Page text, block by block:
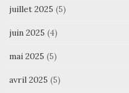
juillet 2025 (5)
juin 2025 (4)
mai 2025 (5)
avril 2025 (5)